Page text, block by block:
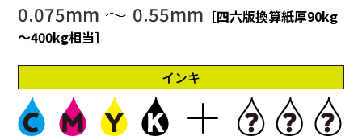
0.075mm 0.55mm ［四六版換算紙厚90kg
～400kg相当］
インキ